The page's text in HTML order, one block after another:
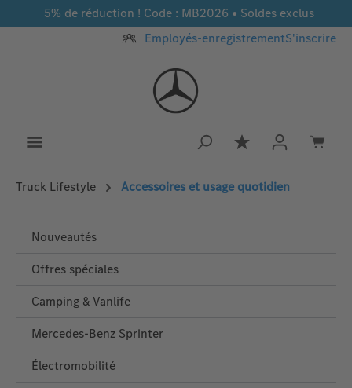
Passer au contenu principal
5% de réduction ! Code : MB2026 • Soldes exclus
Employés-enregistrementS'inscrire
Vous avez 0
Truck Lifestyle Accessoires et usage quotidien
Nouveautés
Offres spéciales
Camping & Vanlife
Mercedes-Benz Sprinter
Électromobilité